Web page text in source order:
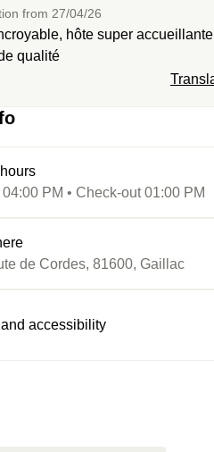
from 27/04/26
hôte super accueillante
qualité
PM • Check-out 01:00 PM
de Cordes, 81600, Gaillac
accessibility